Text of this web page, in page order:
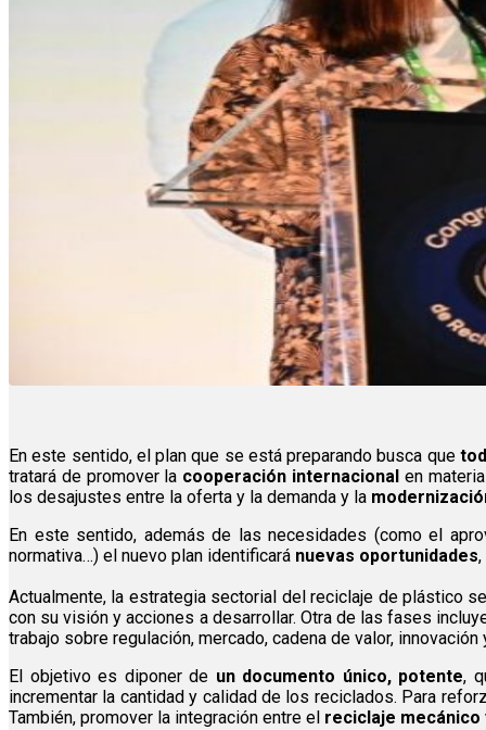
En este sentido, el plan que se está preparando busca que
tratará de promover la cooperación internacional en
los desajustes entre la oferta y la demanda y la
En este sentido, además de las necesidades (como el
normativa…) el nuevo plan identificará nuevas oportunidades
Actualmente, la estrategia sectorial del reciclaje de plástico
con su visión y acciones a desarrollar. Otra de las fases
trabajo sobre regulación, mercado, cadena de valor,
El objetivo es diponer de un documento único, potente,
incrementar la cantidad y calidad de los reciclados. Para
También, promover la integración entre el reciclaje mecánico